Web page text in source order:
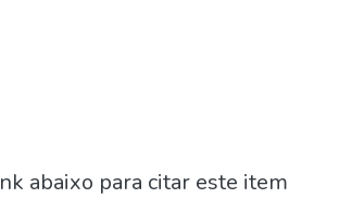
abaixo para citar este item